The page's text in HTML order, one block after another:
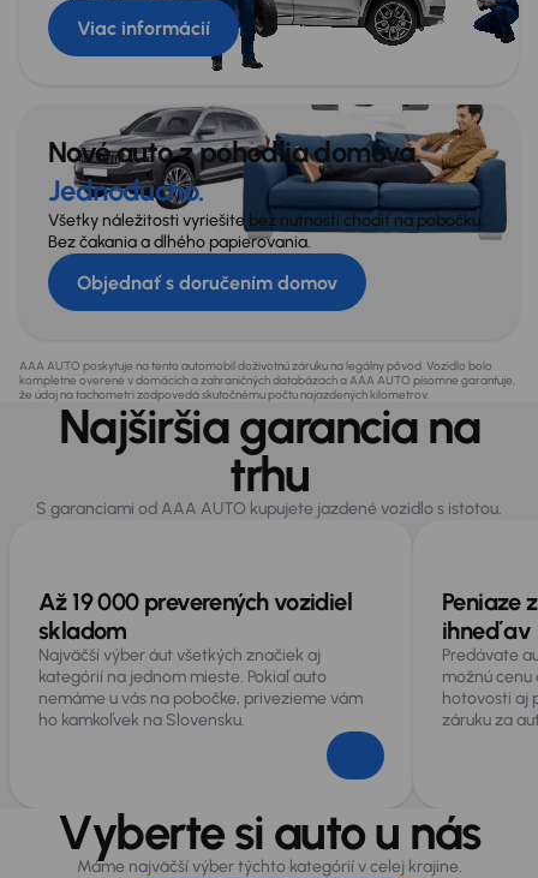
Viac informácií
Nové auto z pohodlia domova.
Jednoducho.
Všetky náležitosti vyriešite bez nutnosti chodiť na pobočku.
Bez čakania a dlhého papierovania.
Objednať s doručením domov
AAA AUTO poskytuje na tento automobil doživotnú záruku na legálny pôvod. Vozidlo bolo
kompletne overené v domácich a zahraničných databázach a AAA AUTO písomne garantuje,
že údaj na tachometri zodpovedá skutočnému počtu najazdených kilometrov.
Najširšia garancia na
trhu
S garanciami od AAA AUTO kupujete jazdené vozidlo s istotou.
Až 19 000 preverených vozidiel
skladom
Najväčší výber áut všetkých značiek aj
kategórií na jednom mieste. Pokiaľ auto
nemáme u vás na pobočke, privezieme vám
ho kamkoľvek na Slovensku.
Peniaze
ihneď av
Predávate
možnú
hotovosti aj
záruku za
Vyberte si auto u nás
Máme najväčší výber týchto kategórií v celej krajine.